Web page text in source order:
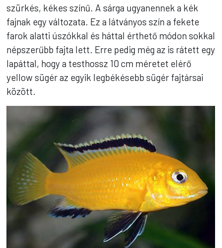
szürkés, kékes színű. A sárga ugyanennek a kék
fajnak egy változata. Ez a látványos szín a fekete
farok alatti úszókkal és háttal érthető módon sokkal
népszerűbb fajta lett. Erre pedig még az is rátett egy
lapáttal, hogy a testhossz 10 cm méretet elérő
yellow sügér az egyik legbékésebb sügér fajtársai
között.